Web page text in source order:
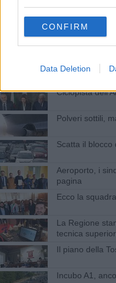
CONFIRM
Data Deletion
Se vai al lavoro
Piombino Elba,
Ciclopista
Polveri sottili,
Scatta il blocco
Aeroporto, i
pagina
Ecco la
La Regione
tecnica
Il piano della
Incubo A1,